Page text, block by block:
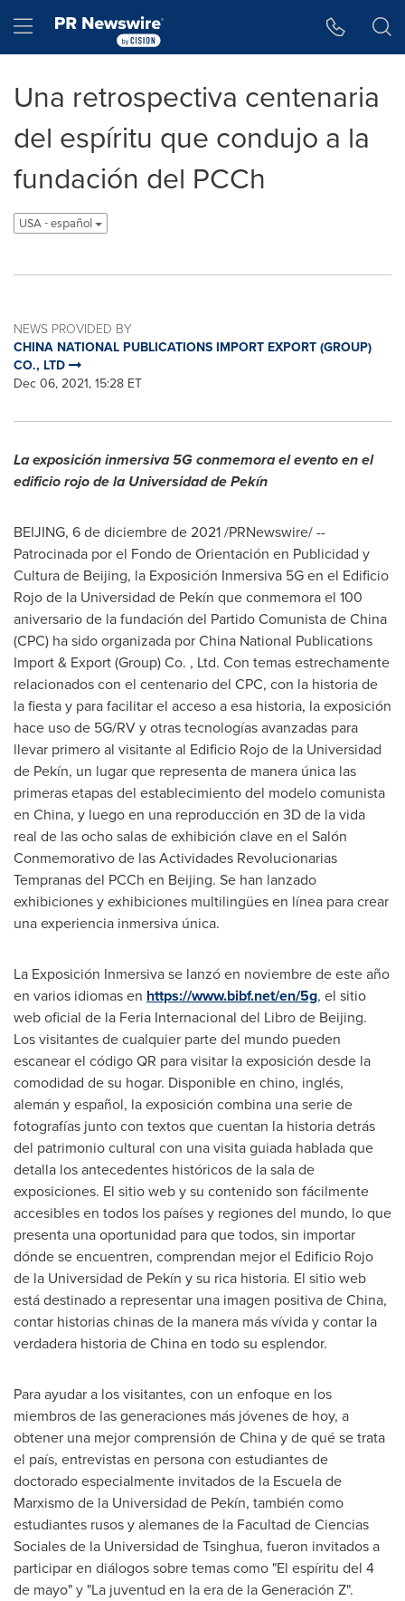
Hamburger menu
Una retrospectiva centenaria
del espíritu que condujo a la
fundación del PCCh
USA - español
NEWS PROVIDED BY
CHINA NATIONAL PUBLICATIONS IMPORT EXPORT (GROUP)
CO., LTD
Dec 06, 2021, 15:28 ET
La exposición inmersiva 5G conmemora el evento en el
edificio rojo de la Universidad de Pekín
BEIJING, 6 de diciembre de 2021 /PRNewswire/ --
Patrocinada por el Fondo de Orientación en Publicidad y
Cultura de Beijing, la Exposición Inmersiva 5G en el Edificio
Rojo de la Universidad de Pekín que conmemora el 100
aniversario de la fundación del Partido Comunista deChina
(CPC) ha sido organizada por China National Publications
Import & Export (Group) Co. , Ltd. Con temas estrechamente
relacionados con el centenario del CPC, con la historia de
la fiesta y para facilitar el acceso a esa historia, la exposición
hace uso de 5G/RV y otras tecnologías avanzadas para
llevar primero al visitante al Edificio Rojo de la Universidad
de Pekín, un lugar que representa de manera única las
primeras etapas del establecimiento del modelo comunista
en China, y luego en una reproducción en 3D de la vida
real de las ocho salas de exhibición clave en el Salón
Conmemorativo de las Actividades Revolucionarias
Tempranas del PCCh en Beijing. Se han lanzado
exhibiciones y exhibiciones multilingües en línea para crear
una experiencia inmersiva única.
La Exposición Inmersiva se lanzó en noviembre de este año
en varios idiomas en https://www.bibf.net/en/5g, el sitio
web oficial de la Feria Internacional del Libro de Beijing.
Los visitantes de cualquier parte del mundo pueden
escanear el código QR para visitar la exposición desde la
comodidad de su hogar. Disponible en chino, inglés,
alemán y español, la exposición combina una serie de
fotografías junto con textos que cuentan la historia detrás
del patrimonio cultural con una visita guiada hablada que
detalla los antecedentes históricos de la sala de
exposiciones. El sitio web y su contenido son fácilmente
accesibles en todos los países y regiones del mundo, lo que
presenta una oportunidad para que todos, sin importar
dónde se encuentren, comprendan mejor el Edificio Rojo
de la Universidad de Pekín y su rica historia. El sitio web
está destinado a representar una imagen positiva deChina,
contar historias chinas de la manera más vívida y contar la
verdadera historia deChinaen todo su esplendor.
Para ayudar a los visitantes, con un enfoque en los
miembros de las generaciones más jóvenes de hoy, a
obtener una mejor comprensión deChinay de qué se trata
el país, entrevistas en persona con estudiantes de
doctorado especialmente invitados de la Escuela de
Marxismo de la Universidad de Pekín, también como
estudiantes rusos y alemanes de la Facultad de Ciencias
Sociales de la Universidad de Tsinghua, fueron invitados a
participar en diálogos sobre temas como "El espíritu del 4
de mayo" y "La juventud en la era de la Generación Z".